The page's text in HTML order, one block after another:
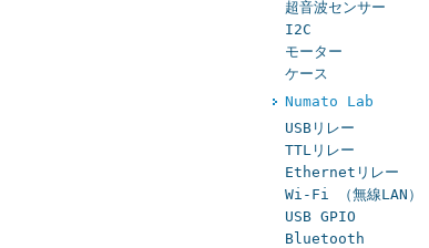
超音波センサー
I2C
モーター
ケース
Numato Lab
USBリレー
TTLリレー
Ethernetリレー
Wi-Fi （無線LAN）
USB GPIO
Bluetooth